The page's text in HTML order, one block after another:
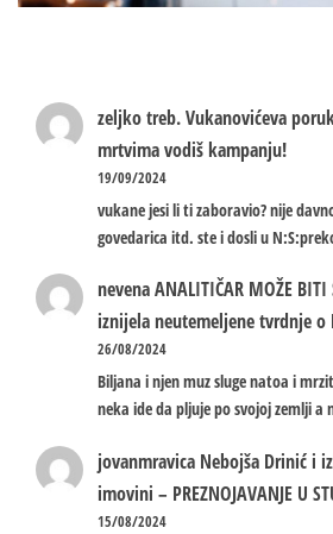
zeljko treb.Vukanovićeva
mrtvima vodiš kampanju!
19/09/2024
vukane jesi li ti zaboravio? nije
govedarica itd. ste i dosli u
nevenaANALITIČAR MOŽE
iznijela neutemeljene tvrdnje o
26/08/2024
Biljana i njen muz sluge natoa i
neka ide da pljuje po svojoj zemlji a
jovanmravica Nebojša Drinić i
imovini – PREZNOJAVANJE U
15/08/2024